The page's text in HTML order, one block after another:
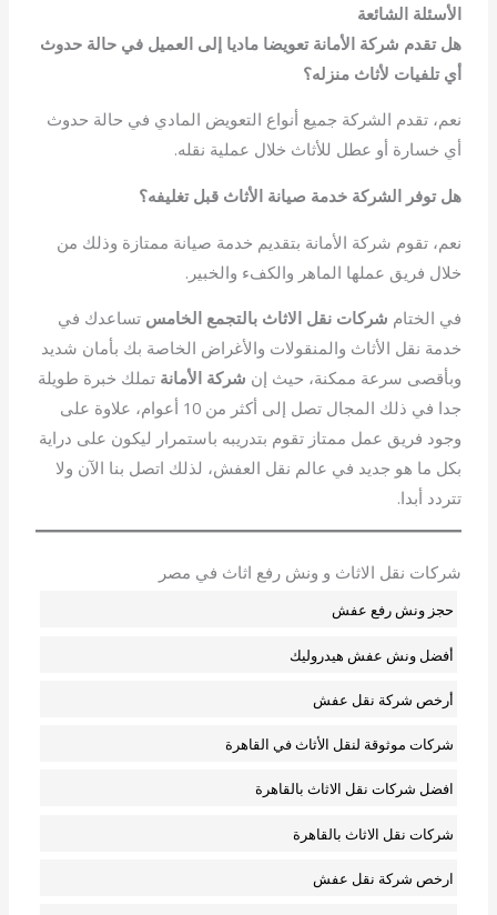
الأسئلة الشائعة
هل تقدم شركة الأمانة تعويضا ماديا إلى العميل في حالة حدوث
أي تلفيات لأثاث منزله؟
نعم، تقدم الشركة جميع أنواع التعويض المادي في حالة حدوث
أي خسارة أو عطل للأثاث خلال عملية نقله.
هل توفر الشركة خدمة صيانة الأثاث قبل تغليفه؟
نعم، تقوم شركة الأمانة بتقديم خدمة صيانة ممتازة وذلك من
خلال فريق عملها الماهر والكفء والخبير.
في الختام شركات نقل الاثاث بالتجمع الخامستساعدك في
خدمة نقل الأثاث والمنقولات والأغراض الخاصة بك بأمان شديد
وبأقصى سرعة ممكنة، حيث إن شركة الأمانة تملك خبرة طويلة
جدا في ذلك المجال تصل إلى أكثر من 10 أعوام، علاوة على
وجود فريق عمل ممتاز تقوم بتدريبه باستمرار ليكون على دراية
بكل ما هو جديد في عالم نقل العفش، لذلك اتصل بنا الآن ولا
تتردد أبدا.
شركات نقل الاثاث و ونش رفع اثاث في مصر
حجز ونش رفع عفش
أفضل ونش عفش هيدروليك
أرخص شركة نقل عفش
شركات موثوقة لنقل الأثاث في القاهرة
افضل شركات نقل الاثاث بالقاهرة
شركات نقل الاثاث بالقاهرة
ارخص شركة نقل عفش